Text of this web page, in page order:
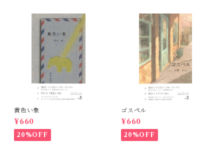
黄色い象
¥660
20%OFF
ゴスペル
¥660
20%OFF